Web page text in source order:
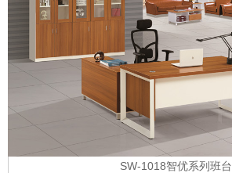
SW-1018智优系列班台